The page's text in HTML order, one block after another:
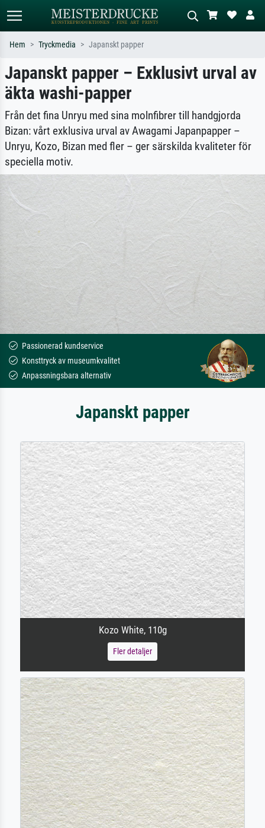
Standardsök AI-bildsökning
Sök efter konstnär, titel eller stil –
t.ex. Monet, Stjärnenatt,
impressionism, Hokusai-våg, naken.
oljemålning, stående naken bredvid ett
träd.
Hem Tryckmedia Japanskt papper
Japanskt papper – Exklusivt urval av
äkta washi-papper
Från det fina Unryu med sina molnfibrer till handgjorda
Bizan: vårt exklusiva urval av Awagami Japanpapper –
Unryu, Kozo, Bizan med fler – ger särskilda kvaliteter för
speciella motiv.
Passionerad kundservice
Konsttryck av museumkvalitet
Anpassningsbara alternativ
Japanskt papper
Kozo White, 110g
Fler detaljer